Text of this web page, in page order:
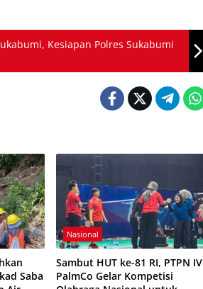
Kesiapan Polres Sukabumi
Saba
Nasional
Sambut HUT ke-81 RI, PTPN IV
PalmCo Gelar Kompetisi